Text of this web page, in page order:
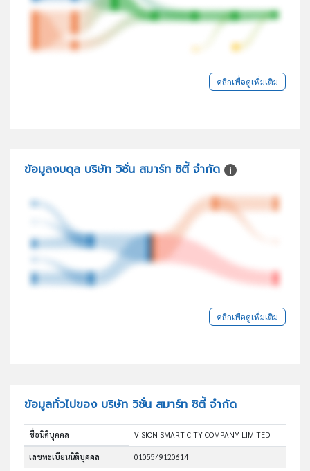
คลิกเพื่อดูเพิ่มเติม
ข้อมูลงบดุล บริษัท วิชั่น สมาร์ท ซิตี้ จำกัด
คลิกเพื่อดูเพิ่มเติม
ข้อมูลทั่วไปของ บริษัท วิชั่น สมาร์ท ซิตี้ จำกัด
ชื่อนิติบุคคล VISION SMART CITY COMPANY LIMITED
เลขทะเบียนนิติบุคคล 0105549120614